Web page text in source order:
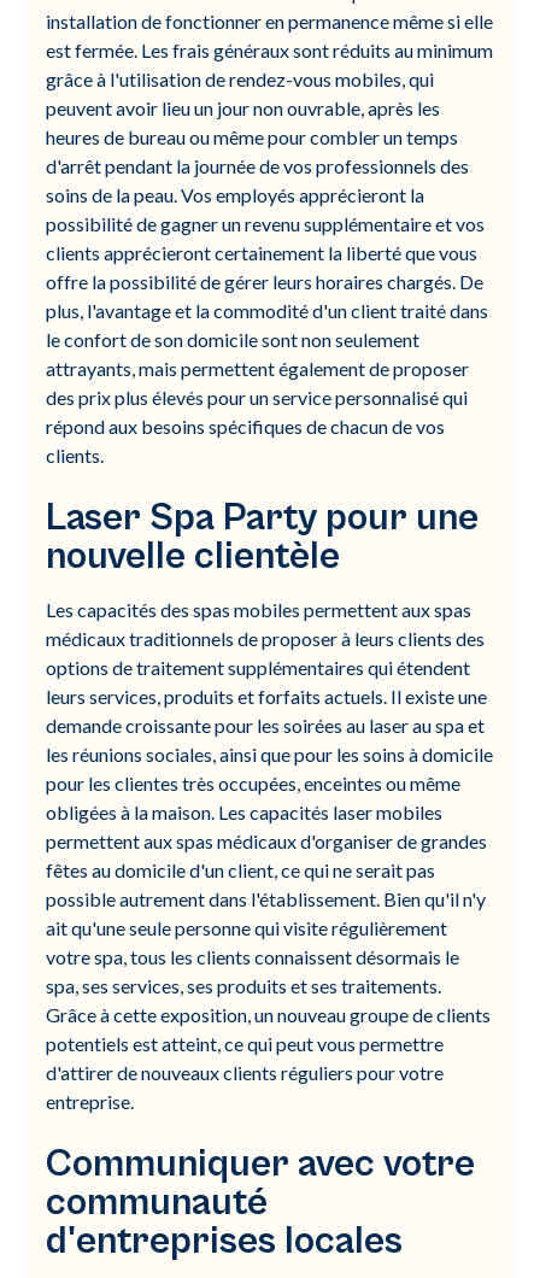
installation de fonctionner en permanence même si elle
est fermée. Les frais généraux sont réduits au minimum
grâce à l'utilisation de rendez-vous mobiles, qui
peuvent avoir lieu un jour non ouvrable, après les
heures de bureau ou même pour combler un temps
d'arrêt pendant la journée de vos professionnels des
soins de la peau. Vos employés apprécieront la
possibilité de gagner un revenu supplémentaire et vos
clients apprécieront certainement la liberté que vous
offre la possibilité de gérer leurs horaires chargés. De
plus, l'avantage et la commodité d'un client traité dans
le confort de son domicile sont non seulement
attrayants, mais permettent également de proposer
des prix plus élevés pour un service personnalisé qui
répond aux besoins spécifiques de chacun de vos
clients.
Laser Spa Party pour une
nouvelle clientèle
Les capacités des spas mobiles permettent aux spas
médicaux traditionnels de proposer à leurs clients des
options de traitement supplémentaires qui étendent
leurs services, produits et forfaits actuels. Il existe une
demande croissante pour les soirées au laser au spa et
les réunions sociales, ainsi que pour les soins à domicile
pour les clientes très occupées, enceintes ou même
obligées à la maison. Les capacités laser mobiles
permettent aux spas médicaux d'organiser de grandes
fêtes au domicile d'un client, ce qui ne serait pas
possible autrement dans l'établissement. Bien qu'il n'y
ait qu'une seule personne qui visite régulièrement
votre spa, tous les clients connaissent désormais le
spa, ses services, ses produits et ses traitements.
Grâce à cette exposition, un nouveau groupe de clients
potentiels est atteint, ce qui peut vous permettre
d'attirer de nouveaux clients réguliers pour votre
entreprise.
Communiquer avec votre
communauté
d'entreprises locales